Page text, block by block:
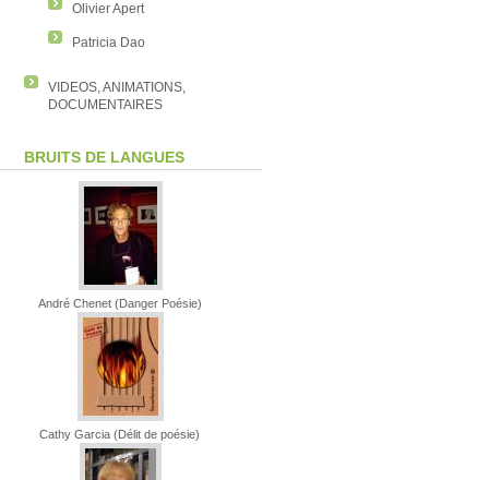
Olivier Apert
Patricia Dao
VIDEOS, ANIMATIONS,
DOCUMENTAIRES
BRUITS DE LANGUES
André Chenet (Danger Poésie)
Cathy Garcia (Délit de poésie)